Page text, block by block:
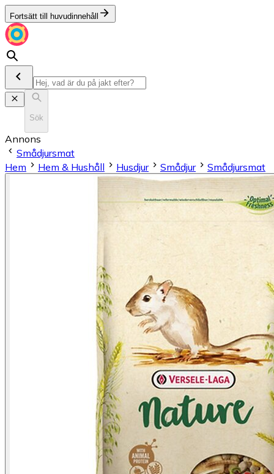
Fortsätt till huvudinnehåll
Sök
Annons
Smådjursmat
Hem
Hem & Hushåll Husdjur Smådjur Smådjursmat